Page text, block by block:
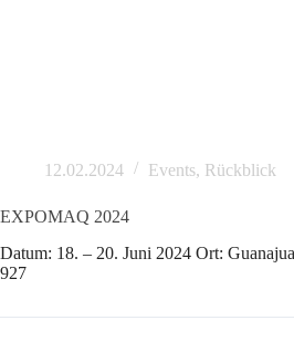
12.02.2024 Events, Rückblick
EXPOMAQ 2024
Datum: 18. – 20. Juni 2024 Ort:
927